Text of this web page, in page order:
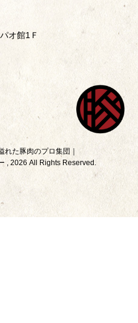
オ館1Ｆ
た豚肉のプロ集団｜
, 2026 All Rights Reserved.